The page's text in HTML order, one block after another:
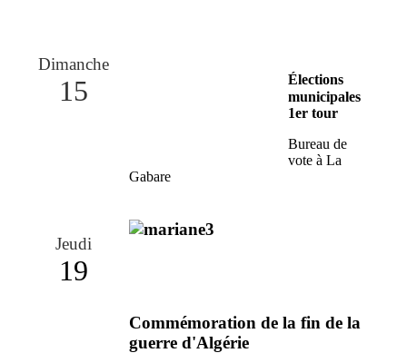
Dimanche
15
Élections
municipales
1er tour
Bureau de
vote à La
Gabare
Jeudi
19
Commémoration de la fin de la
guerre d'Algérie